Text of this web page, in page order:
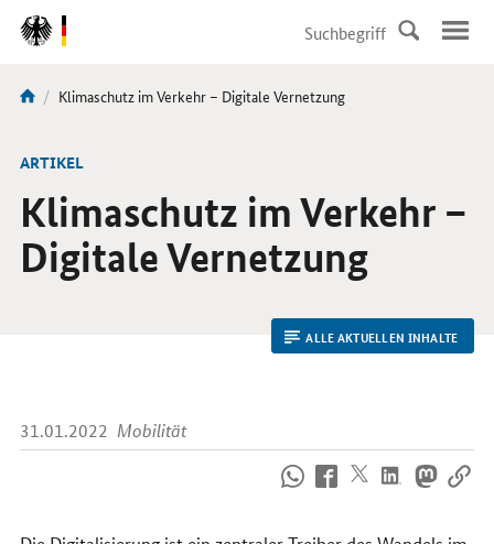
DirektZu:
Navigation
Sie
hier:
Aktuelle
Klimaschutz im Verkehr – Digitale Vernetzung
ARTIKEL
Klimaschutz im Verkehr –
Digitale Vernetzung
ALLE AKTUELLEN INHALTE
31.01.2022 Mobilität
uns